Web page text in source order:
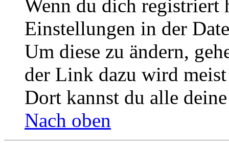
Wenn du dich registriert
Einstellungen in der
Um diese zu ändern,
der Link dazu wird
Dort kannst du alle
Nach oben